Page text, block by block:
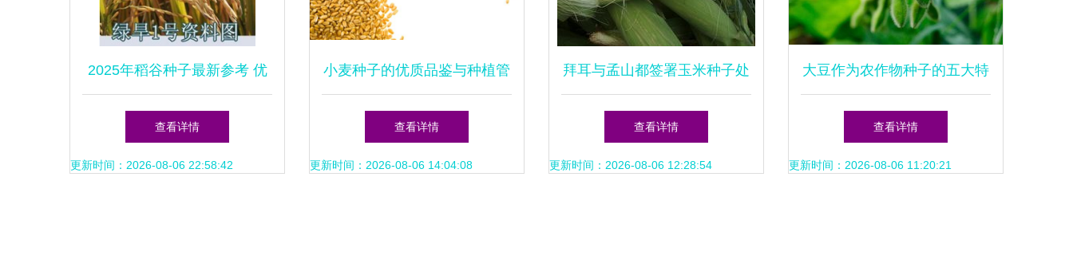
2025年稻谷种子最新参考 优
质品种与选购指南
查看详情
更新时间：2026-08-06 22:58:42
小麦种子的优质品鉴与种植管
理指南
查看详情
更新时间：2026-08-06 14:04:08
拜耳与孟山都签署玉米种子处
理剂协议 农化行业合作新模
式
查看详情
更新时间：2026-08-06 12:28:54
大豆作为农作物种子的五大特
征分析
查看详情
更新时间：2026-08-06 11:20:21